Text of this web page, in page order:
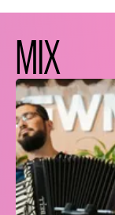
MIX